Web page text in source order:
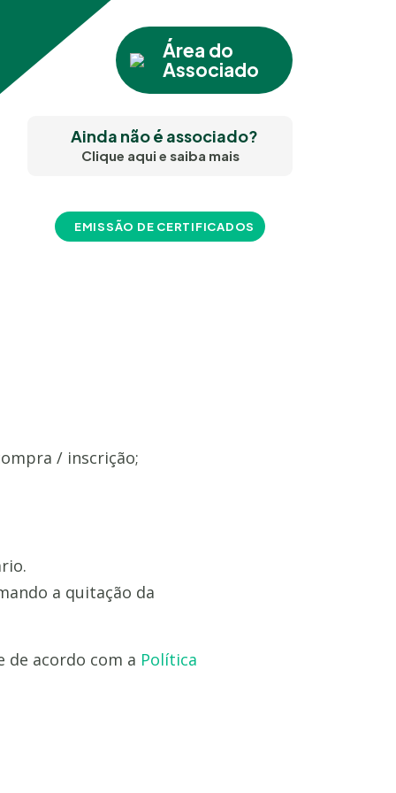
Área do
Associado
Ainda não é associado?
Clique aqui e saiba mais
EMISSÃO DE CERTIFICADOS
/ inscrição;
a quitação da
de acordo com a Política